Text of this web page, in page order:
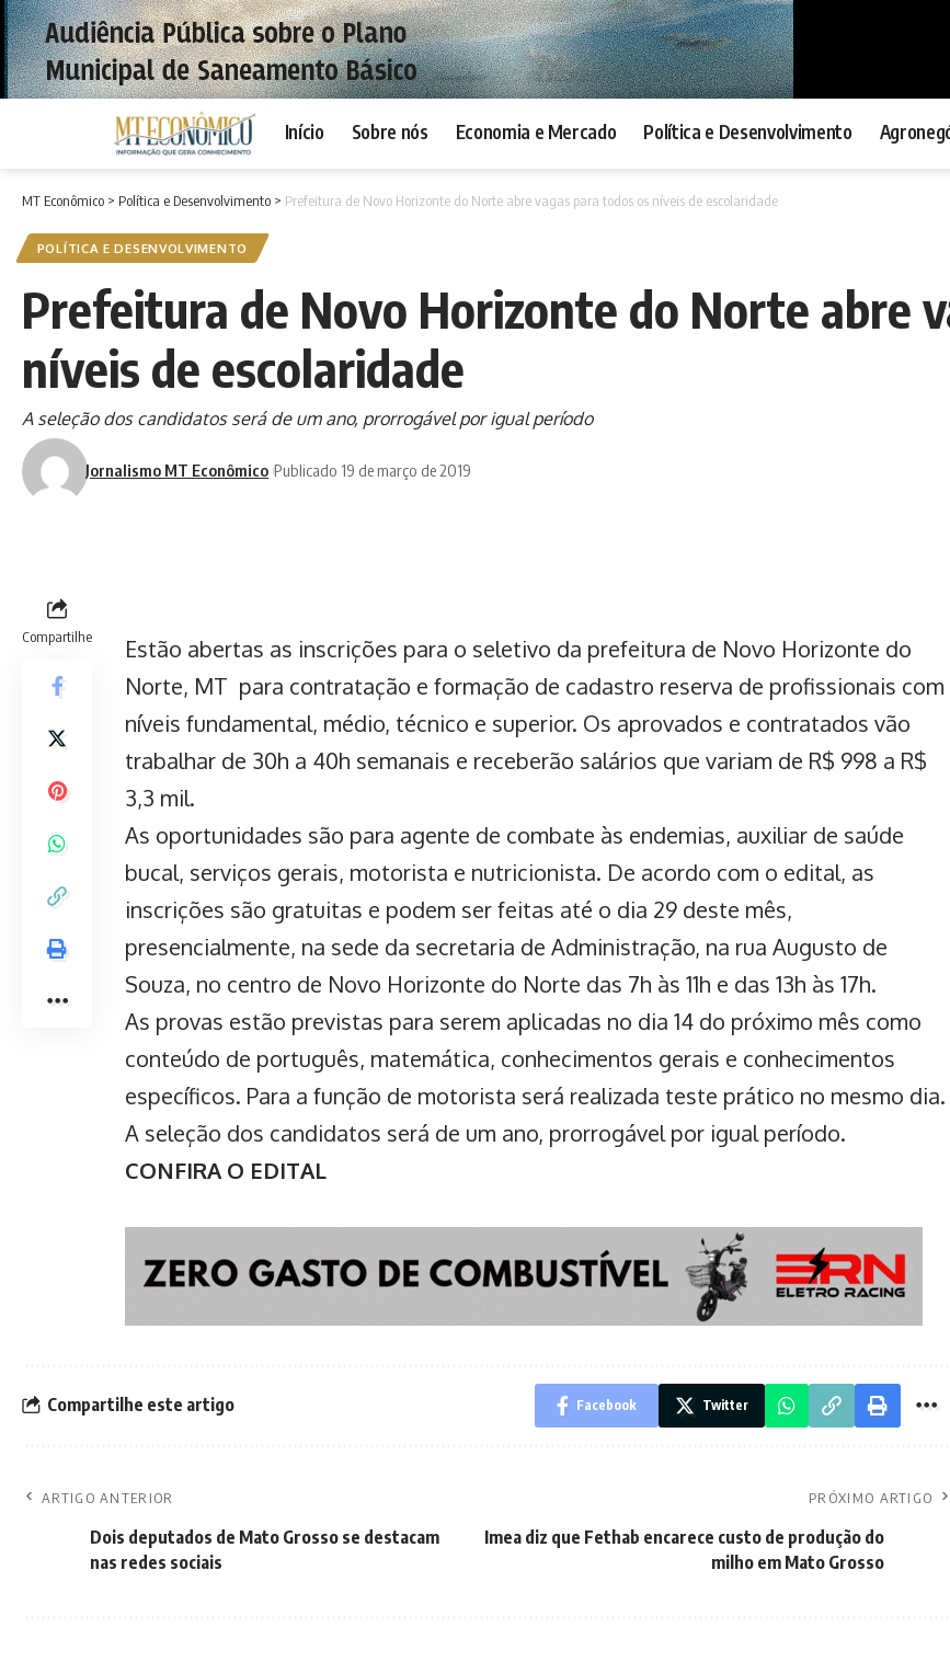
Início Sobre nós Economia e Mercado Política e Desenvolvimento
MT Econômico > Política e Desenvolvimento > Prefeitura de Novo Horizonte do Norte abre vagas para todos os níveis de escolaridade
POLÍTICA E DESENVOLVIMENTO
Prefeitura de Novo Horizonte do Norte abre
níveis de escolaridade
A seleção dos candidatos será de um ano, prorrogável por igual período
Jornalismo MT Econômico Publicado 19 de março de 2019
Compartilhe
Estão abertas as inscrições para o seletivo da prefeitura de Novo Horizonte do
Norte, MT para contratação e formação de cadastro reserva de profissionais com
níveis fundamental, médio, técnico e superior. Os aprovados e contratados vão
trabalhar de 30h a 40h semanais e receberão salários que variam de R$ 998 a R$
3,3 mil.
As oportunidades são para agente de combate às endemias, auxiliar de saúde
bucal, serviços gerais, motorista e nutricionista. De acordo com o edital, as
inscrições são gratuitas e podem ser feitas até o dia 29 deste mês,
presencialmente, na sede da secretaria de Administração, na rua Augusto de
Souza, no centro de Novo Horizonte do Norte das 7h às 11h e das 13h às 17h.
As provas estão previstas para serem aplicadas no dia 14 do próximo mês como
conteúdo de português, matemática, conhecimentos gerais e conhecimentos
específicos. Para a função de motorista será realizada teste prático no mesmo dia.
A seleção dos candidatos será de um ano, prorrogável por igual período.
CONFIRA O EDITAL
Compartilhe este artigo Facebook Twitter
ARTIGO ANTERIOR
Dois deputados de Mato Grosso se destacam
nas redes sociais
PRÓXIMO ARTIGO
Imea diz que Fethab encarece custo de produção do
milho em Mato Grosso